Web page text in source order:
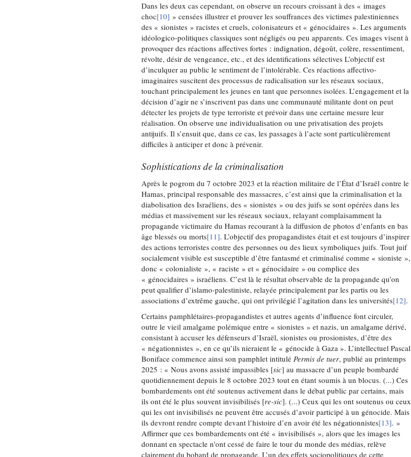
Dans les deux cas cependant, on observe un recours croissant à des « images
choc[10] » censées illustrer et prouver les souffrances des victimes palestiniennes
des « sionistes » racistes et cruels, colonisateurs et « génocidaires ». Les arguments
idéologico-politiques classiques sont négligés ou peu apparents. Ces images visent à
provoquer des réactions affectives fortes : indignation, dégoût, colère, ressentiment,
révolte, désir de vengeance, etc., et des identifications sélectives L’objectif est
d’inculquer au public le sentiment de l’intolérable. Ces réactions affectivo-
imaginaires suscitent des processus de radicalisation sur les réseaux sociaux,
touchant principalement les jeunes en tant que personnes isolées. L’engagement et la
décision d’agir ne s’inscrivent pas dans une communauté militante dont on peut
détecter les projets de type terroriste et prévoir dans une certaine mesure leur
réalisation. On observe une individualisation ou une privatisation des projets
antijuifs. Il s’ensuit que, dans ce cas, les passages à l’acte sont particulièrement
difficiles à anticiper et donc à prévenir.
Sophistications de la criminalisation
Après le pogrom du 7 octobre 2023 et la réaction militaire de l’État d’Israël contre le
Hamas, principal responsable des massacres, c’est ainsi que la criminalisation et la
diabolisation des Israéliens, des « sionistes » ou des juifs se sont opérées dans les
médias et massivement sur les réseaux sociaux, relayant complaisamment la
propagande victimaire du Hamas recourant à la diffusion de photos d’enfants en bas
âge blessés ou morts[11]. L’objectif des propagandistes était et est toujours d’inspirer
des actions terroristes contre des personnes ou des lieux symboliques juifs. Tout juif
socialement visible est susceptible d’être fantasmé et criminalisé comme « sioniste »,
donc « colonialiste », « raciste » et « génocidaire » ou complice des
« génocidaires » israéliens. C’est là le résultat observable de la propagande qu’on
peut qualifier d’islamo-palestiniste, relayée principalement par les partis ou les
associations d’extrême gauche, qui ont privilégié l’agitation dans les universités[12].
Certains pamphlétaires-propagandistes et autres agents d’influence font circuler,
outre le vieil amalgame polémique entre « sionistes » et nazis, un amalgame dérivé,
consistant à accuser les défenseurs d’Israël, sionistes ou prosionistes, d’être des
« négationnistes », en ce qu’ils nieraient le « génocide à Gaza ». L’intellectuel Pascal
Boniface commence ainsi son pamphlet intituléPermis de tuer, publié au printemps
2025 : « Nous avons assisté impassibles [sic] au massacre d’un peuple bombardé
quotidiennement depuis le 8 octobre 2023 tout en étant soumis à un blocus. (...) Ces
bombardements ont été soutenus activement dans le débat public par certains, mais
ils ont été le plus souvent invisibilisés [re-sic]. (...) Ceux qui les ont soutenus ou ceux
qui les ont invisibilisés ne peuvent être accusés d’avoir participé à un génocide. Mais
ils devront rendre compte devant l’histoire d’en avoir été les négationnistes[13]. »
Affirmer que ces bombardements ont été « invisibilisés », alors que les images les
donnant en spectacle n'ont cessé de faire le tour du monde des médias, relève
clairement du bobard de propagande. L’un des effets sociopolitiques de cette